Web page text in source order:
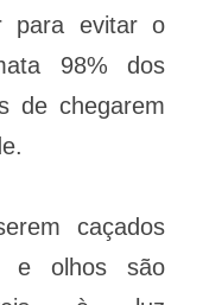
para evitar o
98% dos
de chegarem
caçados
e olhos são